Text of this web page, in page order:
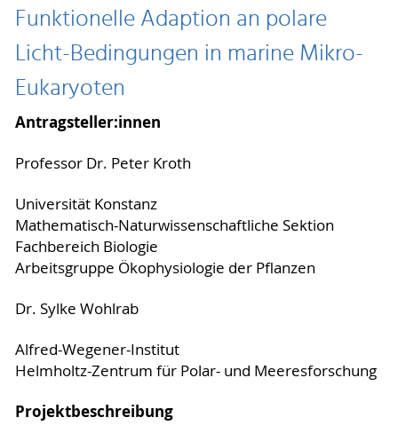
Funktionelle Adaption an polare
Licht-Bedingungen in marine Mikro-
Eukaryoten
Antragsteller:innen
Professor Dr. Peter Kroth
Universität Konstanz
Mathematisch-Naturwissenschaftliche Sektion
Fachbereich Biologie
Arbeitsgruppe Ökophysiologie der Pflanzen
Dr. Sylke Wohlrab
Alfred-Wegener-Institut
Helmholtz-Zentrum für Polar- und Meeresforschung
Projektbeschreibung